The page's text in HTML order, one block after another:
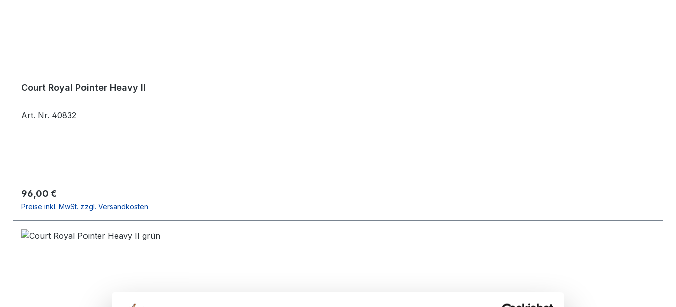
Court Royal Pointer Heavy II
Art. Nr. 40832
Regulärer Preis:
96,00 €
Preise inkl. MwSt. zzgl. Versandkosten